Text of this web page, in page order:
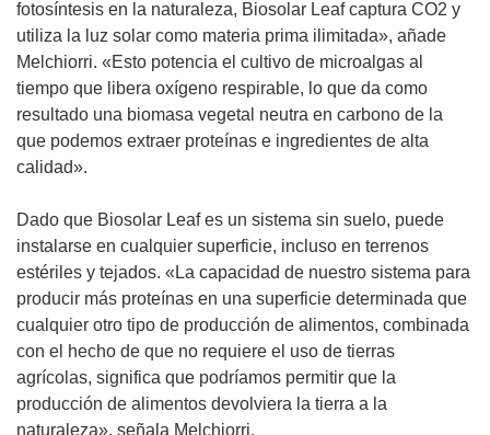
fotosíntesis en la naturaleza, Biosolar Leaf captura CO2 y
utiliza la luz solar como materia prima ilimitada», añade
Melchiorri. «Esto potencia el cultivo de microalgas al
tiempo que libera oxígeno respirable, lo que da como
resultado una biomasa vegetal neutra en carbono de la
que podemos extraer proteínas e ingredientes de alta
calidad».
Dado que Biosolar Leaf es un sistema sin suelo, puede
instalarse en cualquier superficie, incluso en terrenos
estériles y tejados. «La capacidad de nuestro sistema para
producir más proteínas en una superficie determinada que
cualquier otro tipo de producción de alimentos, combinada
con el hecho de que no requiere el uso de tierras
agrícolas, significa que podríamos permitir que la
producción de alimentos devolviera la tierra a la
naturaleza», señala Melchiorri.